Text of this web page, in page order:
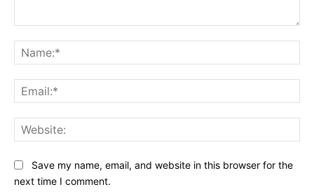
Save my name, email, and website in this browser for the
next time I comment.